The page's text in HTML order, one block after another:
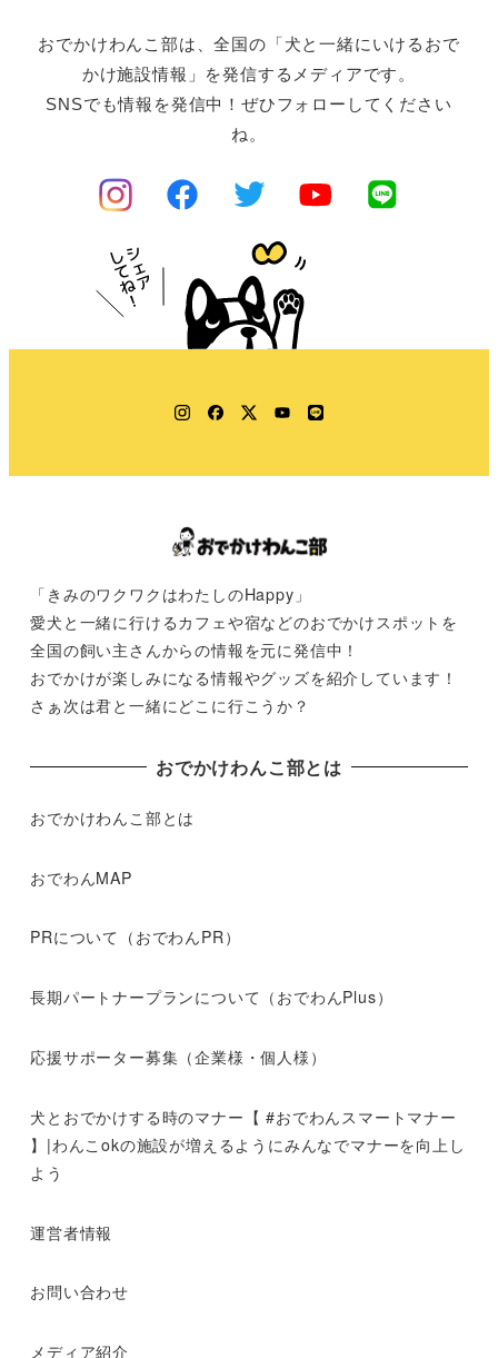
おでかけわんこ部は、全国の「犬と一緒にいけるおで
かけ施設情報」を発信するメディアです。
SNSでも情報を発信中！ぜひフォローしてください
ね。
Instagram
Facebook
TwitterYouTube
LINE
「きみのワクワクはわたしのHappy」
愛犬と一緒に行けるカフェや宿などのおでかけスポットを
全国の飼い主さんからの情報を元に発信中！
おでかけが楽しみになる情報やグッズを紹介しています！
さぁ次は君と一緒にどこに行こうか？
おでかけわんこ部とは
おでかけわんこ部とは
おでわんMAP
PRについて（おでわんPR）
長期パートナープランについて（おでわんPlus）
応援サポーター募集（企業様・個人様）
犬とおでかけする時のマナー【 #おでわんスマートマナー
】|わんこokの施設が増えるようにみんなでマナーを向上し
よう
運営者情報
お問い合わせ
メディア紹介